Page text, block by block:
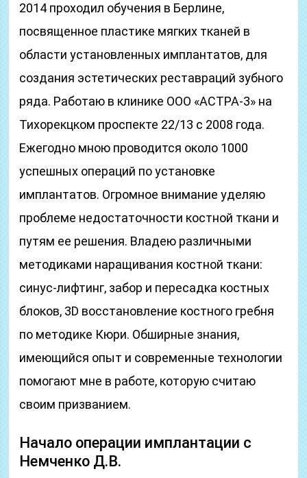
2014 проходил обучения в Берлине,
посвященное пластике мягких тканей в
области установленных имплантатов, для
создания эстетических реставраций зубного
ряда. Работаю в клинике ООО «АСТРА-3» на
Тихорекцком проспекте 22/13 с 2008 года.
Ежегодно мною проводится около 1000
успешных операций по установке
имплантатов. Огромное внимание уделяю
проблеме недостаточности костной ткани и
путям ее решения. Владею различными
методиками наращивания костной ткани:
синус-лифтинг, забор и пересадка костных
блоков, 3D восстановление костного гребня
по методике Кюри. Обширные знания,
имеющийся опыт и современные технологии
помогают мне в работе, которую считаю
своим призванием.
Начало операции имплантации с
Немченко Д.В.